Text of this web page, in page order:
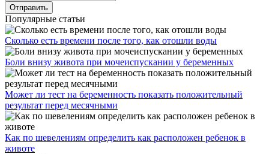
Популярные статьи
Сколько есть времени после того, как отошли воды
Боли внизу живота при мочеиспускании у беременных
Может ли тест на беременность показать положительный
результат перед месячными
Как по шевелениям определить как расположен ребенок в
животе